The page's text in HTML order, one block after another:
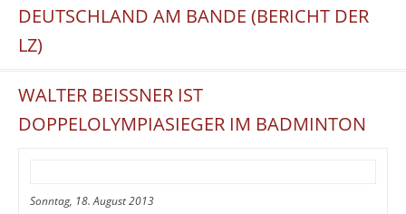
DEUTSCHLAND AM BANDE (BERICHT DER
LZ)
WALTER BEISSNER IST D
OPPELOLYMPIASIEGER IM BADMINTON
Sonntag, 18. August 2013